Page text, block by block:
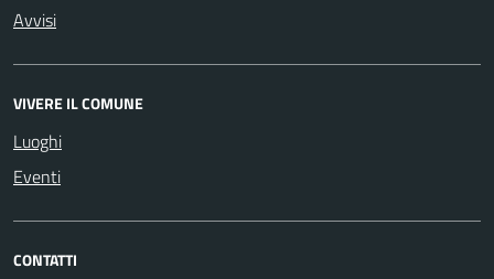
Avvisi
VIVERE IL COMUNE
Luoghi
Eventi
CONTATTI